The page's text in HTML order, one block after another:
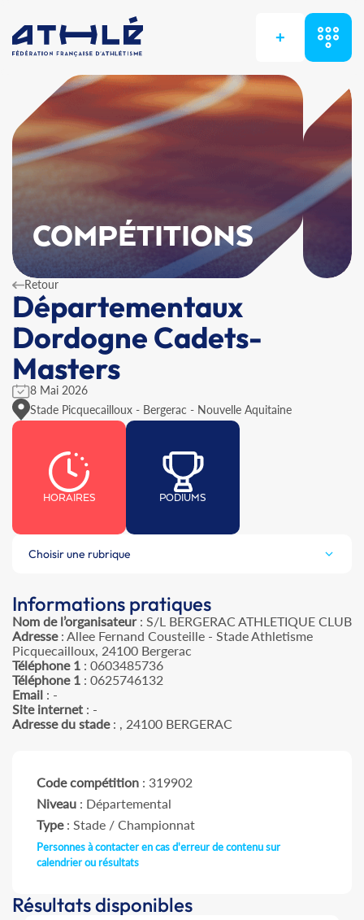
+
COMPÉTITIONS
Retour
Départementaux
Dordogne Cadets-
Masters
8 Mai 2026
Stade Picquecailloux - Bergerac - Nouvelle Aquitaine
HORAIRES PODIUMS
Choisir une rubrique
Informations pratiques
Nom de l’organisateur: S/L BERGERAC ATHLETIQUE CLUB
Adresse: Allee Fernand Cousteille - Stade Athletisme
Picquecailloux, 24100 Bergerac
Téléphone 1 : 0603485736
Téléphone 1 : 0625746132
Email : -
Site internet : -
Adresse du stade: , 24100 BERGERAC
Code compétition : 319902
Niveau : Départemental
Type: Stade / Championnat
Personnes à contacter en cas d'erreur de contenu sur
calendrier ou résultats
Résultats disponibles